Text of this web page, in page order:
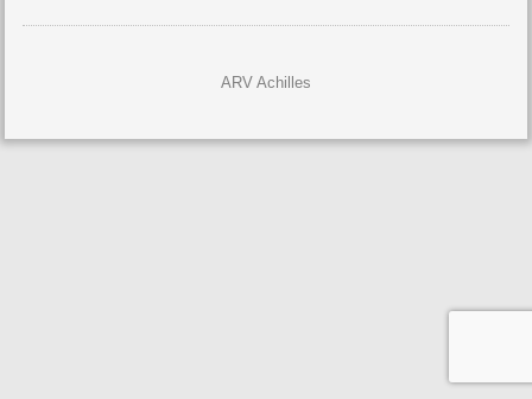
ARV Achilles